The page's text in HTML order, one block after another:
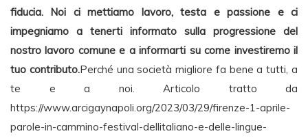
fiducia. Noi ci mettiamo lavoro, testa e passione e ci
impegniamo a tenerti informato sulla progressione del
nostro lavoro comune e a informarti su come investiremo il
tuo contributo.Perché una società migliore fa bene a tutti, a
te e a noi. Articolo tratto da
https://www.arcigaynapoli.org/2023/03/29/firenze-1-aprile-
parole-in-cammino-festival-dellitaliano-e-delle-lingue-